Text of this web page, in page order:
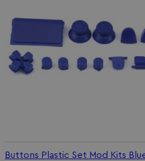
Buttons Plastic Set Mod Kits